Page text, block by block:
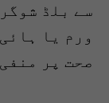
سے بلڈ
ورم یا
صحت پر